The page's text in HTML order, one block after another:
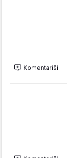
Komentariši